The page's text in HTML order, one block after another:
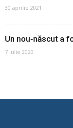
30 aprilie 2021
Un nou-născut a
7 iulie 2020